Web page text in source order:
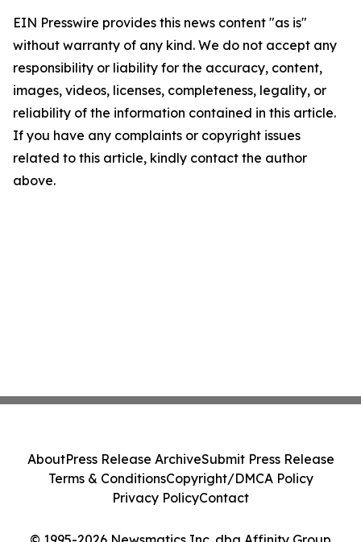
EIN Presswire provides this news content "as is"
without warranty of any kind. We do not accept any
responsibility or liability for the accuracy, content,
images, videos, licenses, completeness, legality, or
reliability of the information contained in this article.
If you have any complaints or copyright issues
related to this article, kindly contact the author
above.
AboutPress Release ArchiveSubmit Press Release
Terms & ConditionsCopyright/DMCA Policy
Privacy PolicyContact